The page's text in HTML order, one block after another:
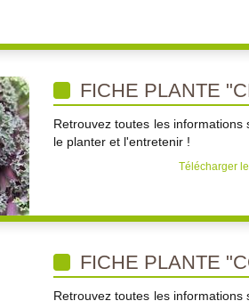
FICHE PLANTE
Retrouvez toutes les
le planter et l'entretenir !
Télécharger
FICHE PLANTE
Retrouvez toutes les